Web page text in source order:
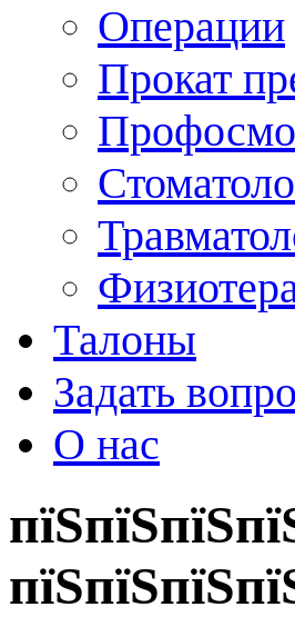
Операции
Прокат
Талоны
Задать
О нас